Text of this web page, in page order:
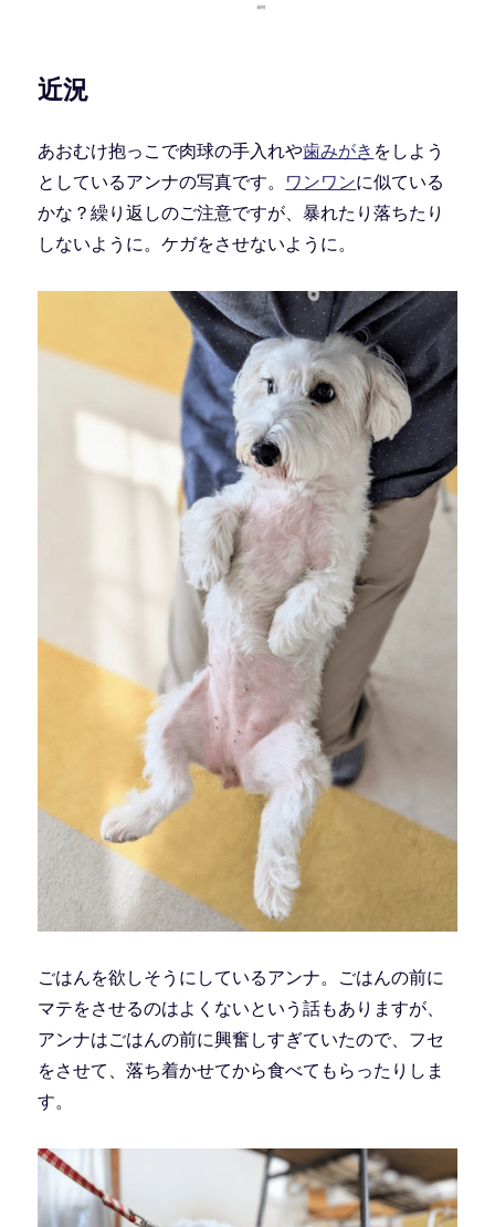
近況
あおむけ抱っこで肉球の手入れや歯みがき をしよう
としているアンナの写真です。 ワンワンに似ている
かな？繰り返しのご注意ですが、暴れたり落ちたり
しないように。ケガをさせないように。
ごはんを欲しそうにしているアンナ。ごはんの前に
マテをさせるのはよくないという話もありますが、
アンナはごはんの前に興奮しすぎていたので、フセ
をさせて、落ち着かせてから食べてもらったりしま
す。